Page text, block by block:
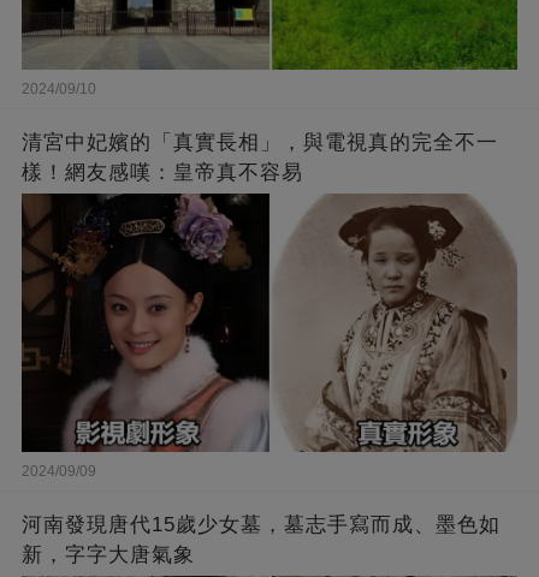
2024/09/10
清宮中妃嬪的「真實長相」，與電視真的完全不一
樣！網友感嘆：皇帝真不容易
2024/09/09
河南發現唐代15歲少女墓，墓志手寫而成、墨色如
新，字字大唐氣象